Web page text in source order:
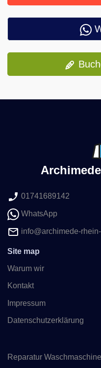
01741689142
WhatsApp
info@archimede-
Site map
Warum wir
Kontakt
Impressum
Datenschutzerklärung
Reparatur